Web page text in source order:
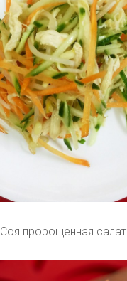
Соя пророщенная салат